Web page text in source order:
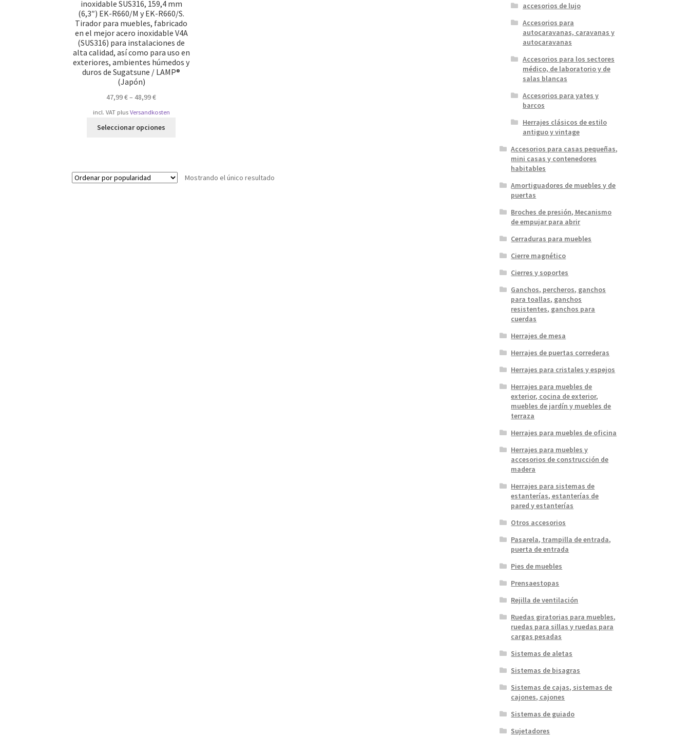
inoxidable SUS316, 159,4 mm
(6,3″) EK-R660/M y EK-R660/S.
Tirador para muebles, fabricado
en el mejor acero inoxidable V4A
(SUS316) para instalaciones de
alta calidad, así como para uso en
exteriores, ambientes húmedos y
duros de Sugatsune / LAMP®
(Japón)
47,99€–48,99€
incl. VAT plus Versandkosten
Seleccionar opciones
LasMostrando el único resultado
accesorios de lujo
Accesorios para
autocaravanas, caravanas y
autocaravanas
Accesorios para los sectores
médico, de laboratorio y de
salas blancas
Accesorios para yates y
barcos
Herrajes clásicos de estilo
antiguo y vintage
Accesorios para casas pequeñas,
mini casas y contenedores
habitables
Amortiguadores de muebles y de
puertas
Broches de presión, Mecanismo
de empujar para abrir
Cerraduras para muebles
Cierre magnético
Cierres y soportes
Ganchos, percheros, ganchos
para toallas, ganchos
resistentes, ganchos para
cuerdas
Herrajes de mesa
Herrajes de puertas correderas
Herrajes para cristales y espejos
Herrajes para muebles de
exterior, cocina de exterior,
muebles de jardín y muebles de
terraza
Herrajes para muebles de oficina
Herrajes para muebles y
accesorios de construcción de
madera
Herrajes para sistemas de
estanterías, estanterías de
pared y estanterías
Otros accesorios
Pasarela, trampilla de entrada,
puerta de entrada
Pies de muebles
Prensaestopas
Rejilla de ventilación
Ruedas giratorias para muebles,
ruedas para sillas y ruedas para
cargas pesadas
Sistemas de aletas
Sistemas de bisagras
Sistemas de cajas, sistemas de
cajones, cajones
Sistemas de guiado
Sujetadores